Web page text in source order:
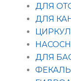
ДЛЯ
ДЛЯ
ДЛЯ